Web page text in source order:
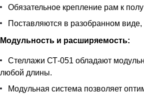
Обязательное крепление рам к
Поставляются в разобранном виде,
Модульность и расширяемость:
Стеллажи СТ-051 обладают
любой длины.
Модульная система позволяет